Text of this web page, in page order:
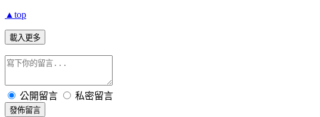
▲top
載入更多
公開留言 私密留言
發佈留言